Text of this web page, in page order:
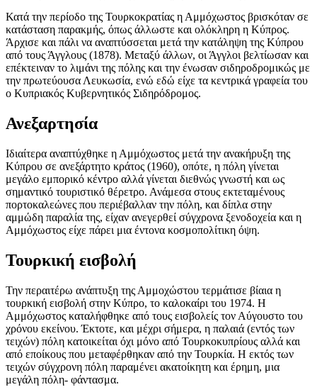
Κατά την περίοδο της Τουρκοκρατίας η Αμμόχωστος βρισκόταν σε
κατάσταση παρακμής, όπως άλλωστε και ολόκληρη η Κύπρος.
Άρχισε και πάλι να αναπτύσσεται μετά την κατάληψη της Κύπρου
από τους Άγγλους (1878). Μεταξύ άλλων, οι Άγγλοι βελτίωσαν και
επέκτειναν το λιμάνι της πόλης και την ένωσαν σιδηροδρομικώς με
την πρωτεύουσα Λευκωσία, ενώ εδώ είχε τα κεντρικά γραφεία του
ο Κυπριακός Κυβερνητικός Σιδηρόδρομος.
Ανεξαρτησία
Ιδιαίτερα αναπτύχθηκε η Αμμόχωστος μετά την ανακήρυξη της
Κύπρου σε ανεξάρτητο κράτος (1960), οπότε, η πόλη γίνεται
μεγάλο εμπορικό κέντρο αλλά γίνεται διεθνώς γνωστή και ως
σημαντικό τουριστικό θέρετρο. Ανάμεσα στους εκτεταμένους
πορτοκαλεώνες που περιέβαλλαν την πόλη, και δίπλα στην
αμμώδη παραλία της, είχαν ανεγερθεί σύγχρονα ξενοδοχεία και η
Αμμόχωστος είχε πάρει μια έντονα κοσμοπολίτικη όψη.
Τουρκική εισβολή
Την περαιτέρω ανάπτυξη της Αμμοχώστου τερμάτισε βίαια η
τουρκική εισβολή στην Κύπρο, το καλοκαίρι του 1974. Η
Αμμόχωστος καταλήφθηκε από τους εισβολείς τον Αύγουστο του
χρόνου εκείνου. Έκτοτε, και μέχρι σήμερα, η παλαιά (εντός των
τειχών) πόλη κατοικείται όχι μόνο από Τουρκοκυπρίους αλλά και
από εποίκους που μεταφέρθηκαν από την Τουρκία. Η εκτός των
τειχών σύγχρονη πόλη παραμένει ακατοίκητη και έρημη, μια
μεγάλη πόλη- φάντασμα.